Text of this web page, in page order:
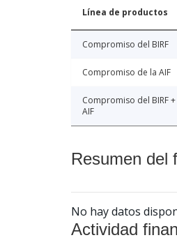
Línea de productos
Compromiso del BIRF
Compromiso de la AIF
Compromiso del BIRF +
AIF
Resumen del
No hay datos
Actividad